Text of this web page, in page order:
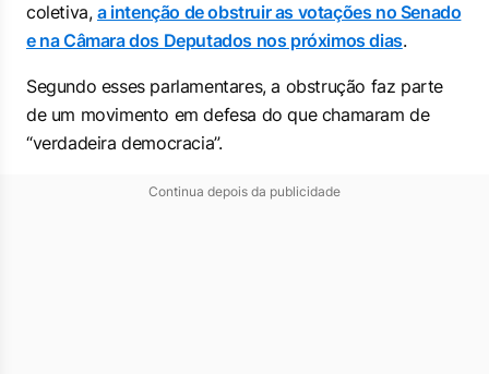
coletiva, a intenção de obstruir as votações no Senado
e na Câmara dos Deputados nos próximos dias.
Segundo esses parlamentares, a obstrução faz parte
de um movimento em defesa do que chamaram de
“verdadeira democracia”.
Continua depois da publicidade